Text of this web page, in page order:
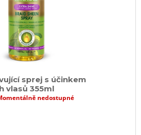
sprej s účinkem
vlasů 355ml
nedostupné